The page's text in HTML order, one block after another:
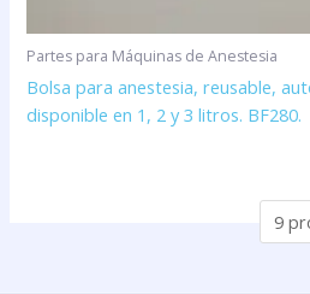
Partes para Máquinas de Anestesia
Bolsa para anestesia, reusable,
disponible en 1, 2 y 3 litros. BF280.